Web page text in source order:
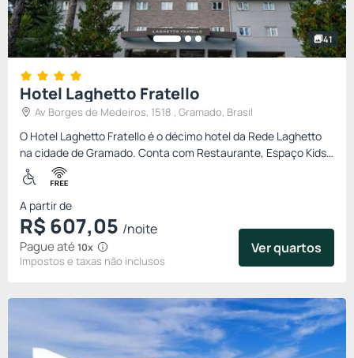
41
Hotel Laghetto Fratello
Av Borges de Medeiros, 1518 , Gramado, Brasil
O Hotel Laghetto Fratello é o décimo hotel da Rede Laghetto
na cidade de Gramado. Conta com Restaurante, Espaço Kids,
A partir de
R$ 607,05 /noite
Impostos e taxas não inclusos
Pague até 10x Ver quartos